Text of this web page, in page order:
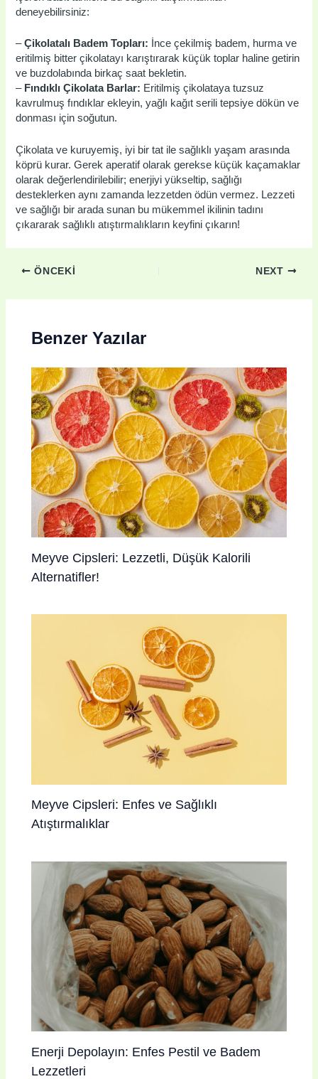
deneyebilirsiniz:
–Çikolatalı Badem Topları: İnce çekilmiş badem, hurma ve
eritilmiş bitter çikolatayı karıştırarak küçük toplar haline getirin
ve buzdolabında birkaç saat bekletin.
– Fındıklı Çikolata Barlar: Eritilmiş çikolataya tuzsuz
kavrulmuş fındıklar ekleyin, yağlı kağıt serili tepsiye dökün ve
donması için soğutun.
Çikolata ve kuruyemiş, iyi bir tat ile sağlıklı yaşam arasında
köprü kurar. Gerek aperatif olarak gerekse küçük kaçamaklar
olarak değerlendirilebilir; enerjiyi yükseltip, sağlığı
desteklerken aynı zamanda lezzetden ödün vermez. Lezzeti
ve sağlığı bir arada sunan bu mükemmel ikilinin tadını
çıkararak sağlıklı atıştırmalıkların keyfini çıkarın!
ÖNCEKI NEXT
Benzer Yazılar
Meyve Cipsleri: Lezzetli, Düşük Kalorili
Alternatifler!
Meyve Cipsleri: Enfes ve Sağlıklı
Atıştırmalıklar
Enerji Depolayın: Enfes Pestil ve Badem
Lezzetleri